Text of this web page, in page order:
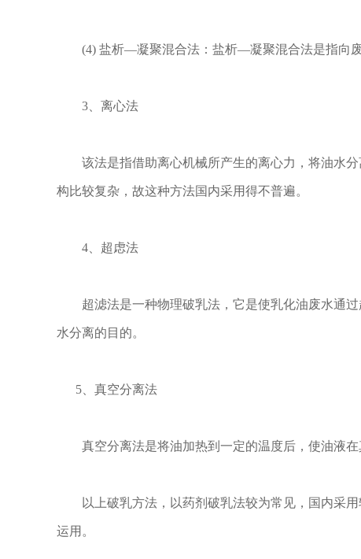
(4) 盐析—凝聚混合法：盐析—凝聚混合法是指向废
3、离心法
该法是指借助离心机械所产生的离心力，将油水分
构比较复杂，故这种方法国内采用得不普遍。
4、超虑法
超滤法是一种物理破乳法，它是使乳化油废水通过
水分离的目的。
5、真空分离法
真空分离法是将油加热到一定的温度后，使油液在
以上破乳方法，以药剂破乳法较为常见，国内采用
运用。